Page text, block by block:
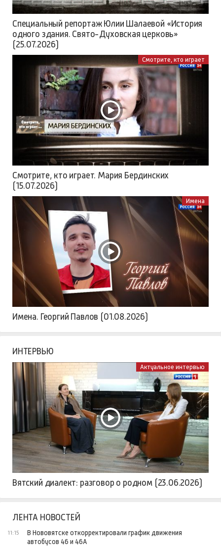
Специальный репортаж Юлии Шалаевой «История
одного здания. Свято-Духовская церковь»
(25.07.2026)
Смотрите, кто играет
Смотрите, кто играет. Мария Бердинских
(15.07.2026)
Имена
Имена. Георгий Павлов (01.08.2026)
ИНТЕРВЬЮ
Актуальное интервью
Вятский диалект: разговор о родном (23.06.2026)
ЛЕНТА НОВОСТЕЙ
11:15
В Нововятске откорректировали график движения
автобусов 46 и 46А